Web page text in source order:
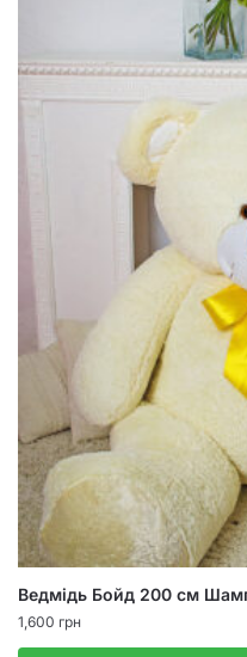
Ведмідь Бойд 200 см
1,600 грн